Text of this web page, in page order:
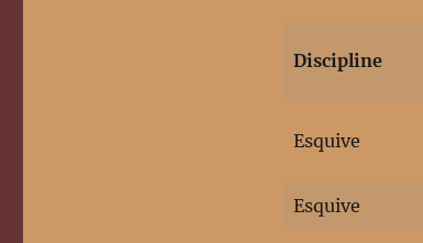
Discipline
Esquive
Esquive